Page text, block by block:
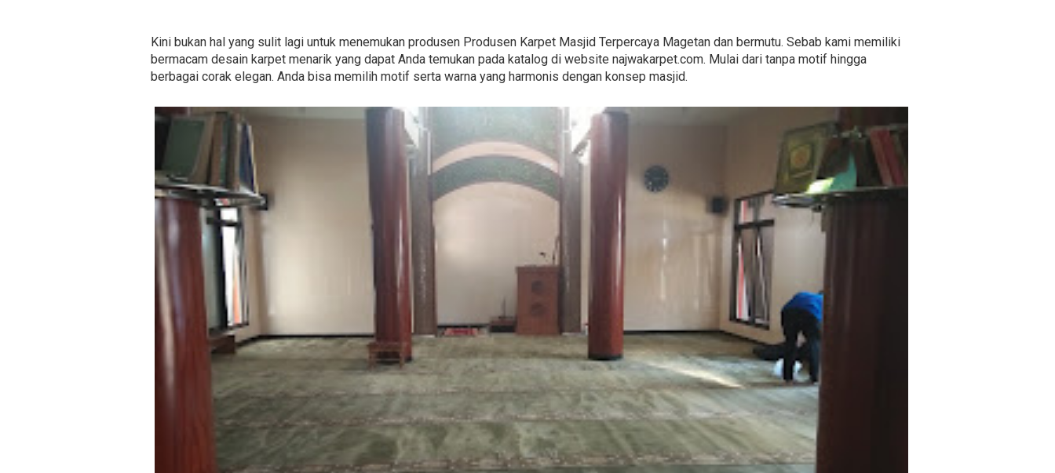
Kini bukan hal yang sulit lagi untuk menemukan produsen Produsen Karpet Masjid Terpercaya Magetan dan bermutu. Sebab kami memiliki
bermacam desain karpet menarik yang dapat Anda temukan pada katalog di website najwakarpet.com. Mulai dari tanpa motif hingga
berbagai corak elegan. Anda bisa memilih motif serta warna yang harmonis dengan konsep masjid.